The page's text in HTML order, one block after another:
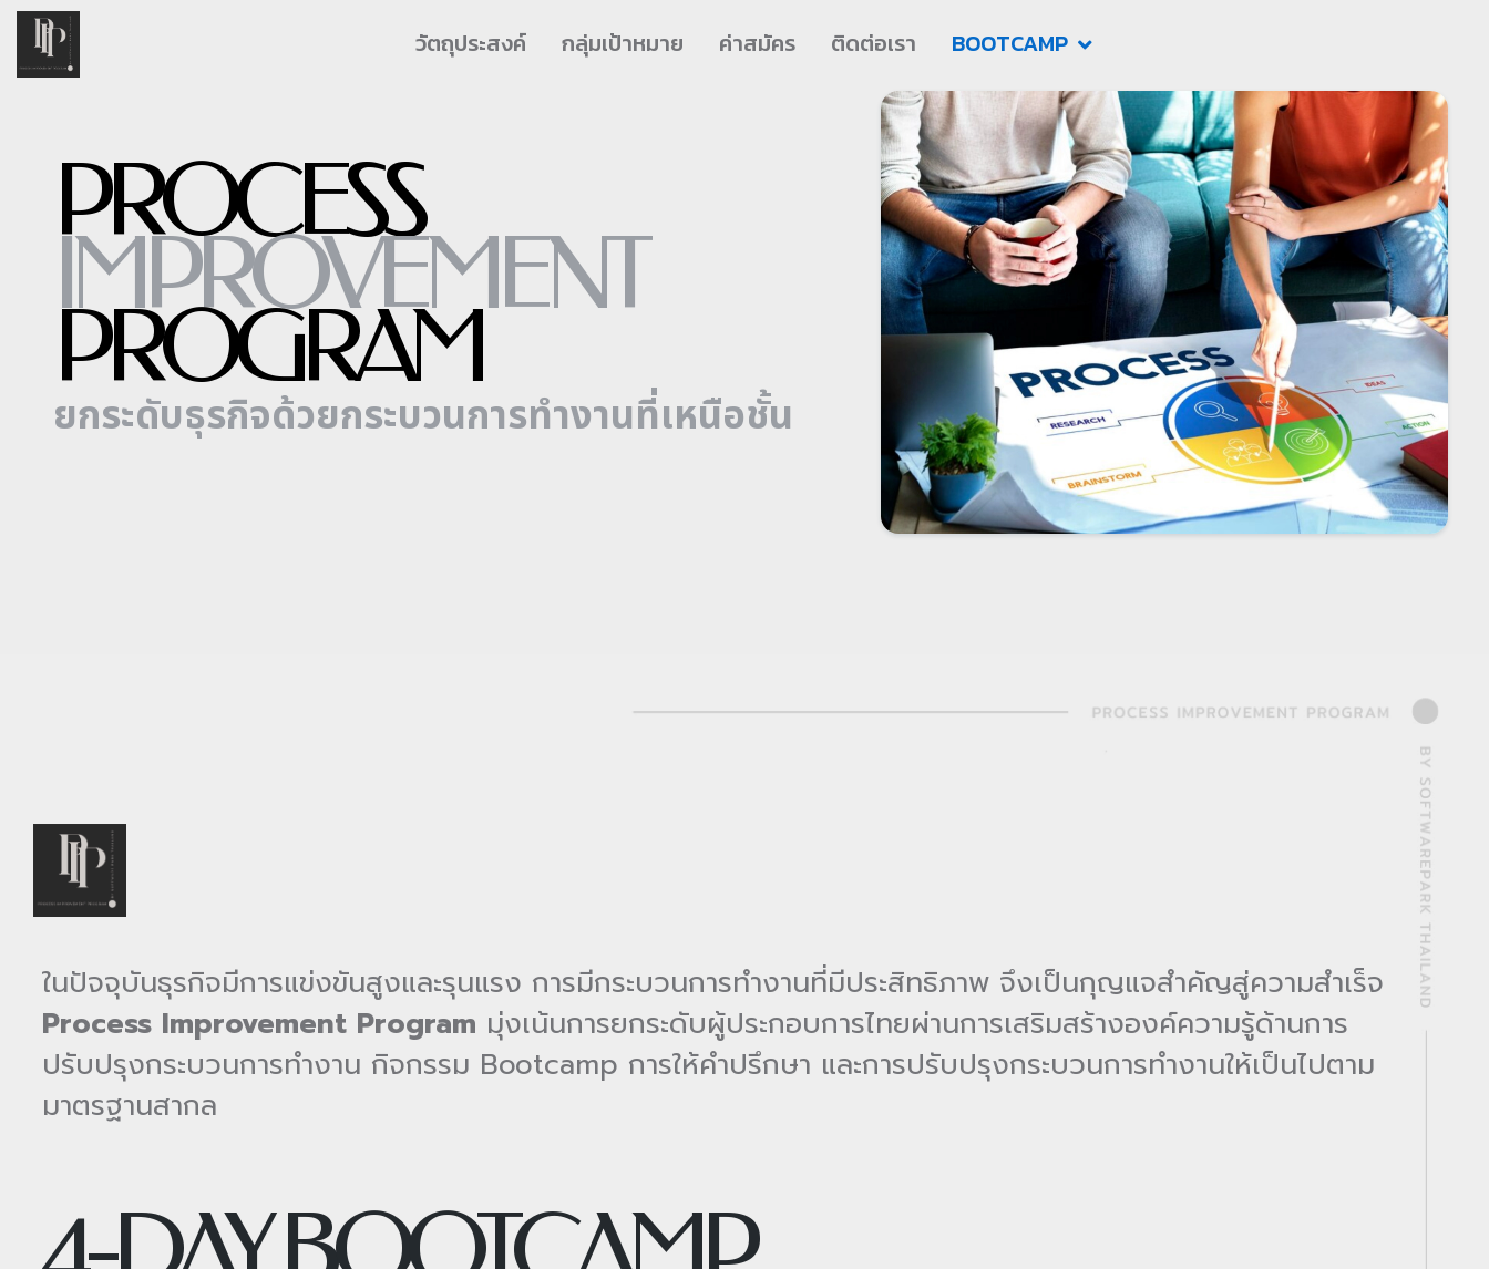
วัตถุประสงค์ กลุ่มเป้าหมาย ค่าสมัคร ติดต่อเรา BOOTCAMP
PROCESS
IMPROVEMENT
PROGRAM
ยกระดับธุรกิจด้วยกระบวนการทำงานที่เหนือชั้น
ในปัจจุบันธุรกิจมีการแข่งขันสูงและรุนแรง การมีกระบวนการทำงานที่มีประสิทธิภาพ จึงเป็นกุญแจสำคัญสู่ความสำเร็จ
Process Improvement Program มุ่งเน้นการยกระดับผู้ประกอบการไทยผ่านการเสริมสร้างองค์ความรู้ด้านการ
ปรับปรุงกระบวนการทำงาน กิจกรรม Bootcamp การให้คำปรึกษา และการปรับปรุงกระบวนการทำงานให้เป็นไปตาม
มาตรฐานสากล